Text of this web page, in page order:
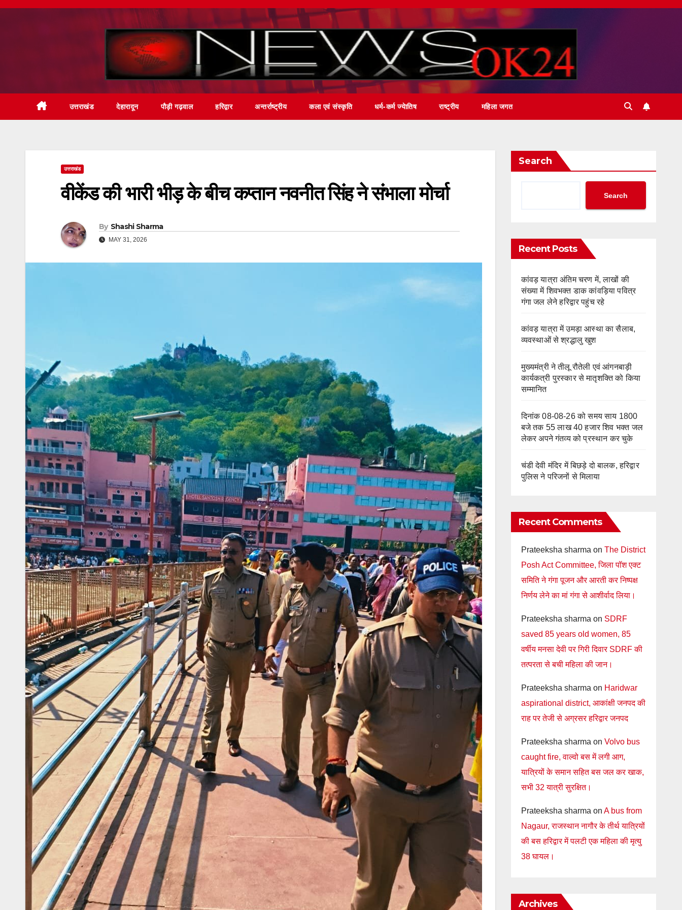
Skip
उत्तराखंड देहारादून पौड़ी गढ़वाल हरिद्वार अन्तर्राष्ट्रीय कला एवं संस्कृति धर्म-कर्म ज्येातिष राष्ट्रीय महिला जगत
उत्तराखंड
वीकेंड की भारी भीड़ के बीच कप्तान नवनीत सिंह ने संभाला मोर्चा
By Shashi Sharma
MAY 31, 2026
Search
Search
Recent Posts
कांवड़ यात्रा अंतिम चरण में, लाखों की
संख्या में शिवभक्त डाक कांवड़िया पवित्र
गंगा जल लेने हरिद्वार पहुंच रहे
कांवड़ यात्रा में उमड़ा आस्था का सैलाब,
व्यवस्थाओं से श्रद्धालु खुश
मुख्यमंत्री ने तीलू रौतेली एवं आंगनबाड़ी
कार्यकत्री पुरस्कार से मातृशक्ति को किया
सम्मानित
दिनांक 08-08-26 को समय साय 1800
बजे तक 55 लाख 40 हजार शिव भक्त जल
लेकर अपने गंतव्य को प्रस्थान कर चुके
चंडी देवी मंदिर में बिछड़े दो बालक, हरिद्वार
पुलिस ने परिजनों से मिलाया
Recent Comments
Prateeksha sharma on The District
Posh Act Committee, जिला पॉश एक्ट
समिति ने गंगा पूजन और आरती कर निष्पक्ष
निर्णय लेने का मां गंगा से आशीर्वाद लिया।
Prateeksha sharma on SDRF
saved 85 years old women, 85
वर्षीय मनसा देवी पर गिरी दिवार SDRF की
तत्परता से बची महिला की जान।
Prateeksha sharma on Haridwar
aspirational district, आकांक्षी जनपद की
राह पर तेजी से अग्रसर हरिद्वार जनपद
Prateeksha sharma on Volvo bus
caught fire, वाल्वो बस में लगी आग,
यात्रियों के समान सहित बस जल कर खाक,
सभी 32 यात्री सुरक्षित।
Prateeksha sharma on A bus from
Nagaur, राजस्थान नागौर के तीर्थ यात्रियों
की बस हरिद्वार में पलटी एक महिला की मृत्यु
38 घायल।
Archives